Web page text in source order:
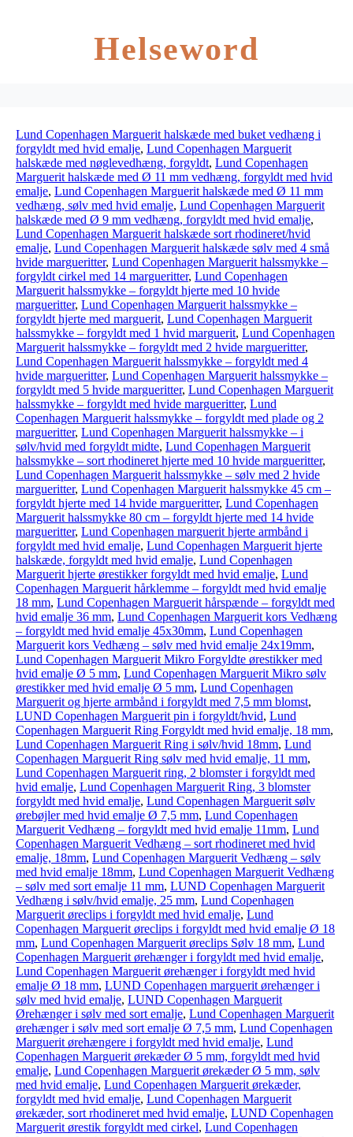
Helseword
Lund Copenhagen Marguerit halskæde med buket vedhæng i
forgyldt med hvid emalje, Lund Copenhagen Marguerit
halskæde med nøglevedhæng, forgyldt, Lund Copenhagen
Marguerit halskæde med Ø 11 mm vedhæng, forgyldt med hvid
emalje, Lund Copenhagen Marguerit halskæde med Ø 11 mm
vedhæng, sølv med hvid emalje, Lund Copenhagen Marguerit
halskæde med Ø 9 mm vedhæng, forgyldt med hvid emalje,
Lund Copenhagen Marguerit halskæde sort rhodineret/hvid
emalje, Lund Copenhagen Marguerit halskæde sølv med 4 små
hvide margueritter, Lund Copenhagen Marguerit halssmykke –
forgyldt cirkel med 14 margueritter, Lund Copenhagen
Marguerit halssmykke – forgyldt hjerte med 10 hvide
margueritter, Lund Copenhagen Marguerit halssmykke –
forgyldt hjerte med marguerit, Lund Copenhagen Marguerit
halssmykke – forgyldt med 1 hvid marguerit, Lund Copenhagen
Marguerit halssmykke – forgyldt med 2 hvide margueritter,
Lund Copenhagen Marguerit halssmykke – forgyldt med 4
hvide margueritter, Lund Copenhagen Marguerit halssmykke –
forgyldt med 5 hvide margueritter, Lund Copenhagen Marguerit
halssmykke – forgyldt med hvide margueritter, Lund
Copenhagen Marguerit halssmykke – forgyldt med plade og 2
margueritter, Lund Copenhagen Marguerit halssmykke – i
sølv/hvid med forgyldt midte, Lund Copenhagen Marguerit
halssmykke – sort rhodineret hjerte med 10 hvide margueritter,
Lund Copenhagen Marguerit halssmykke – sølv med 2 hvide
margueritter, Lund Copenhagen Marguerit halssmykke 45 cm –
forgyldt hjerte med 14 hvide margueritter, Lund Copenhagen
Marguerit halssmykke 80 cm – forgyldt hjerte med 14 hvide
margueritter, Lund Copenhagen marguerit hjerte armbånd i
forgyldt med hvid emalje, Lund Copenhagen Marguerit hjerte
halskæde, forgyldt med hvid emalje, Lund Copenhagen
Marguerit hjerte ørestikker forgyldt med hvid emalje, Lund
Copenhagen Marguerit hårklemme – forgyldt med hvid emalje
18 mm, Lund Copenhagen Marguerit hårspænde – forgyldt med
hvid emalje 36 mm, Lund Copenhagen Marguerit kors Vedhæng
– forgyldt med hvid emalje 45x30mm, Lund Copenhagen
Marguerit kors Vedhæng – sølv med hvid emalje 24x19mm,
Lund Copenhagen Marguerit Mikro Forgyldte ørestikker med
hvid emalje Ø 5 mm, Lund Copenhagen Marguerit Mikro sølv
ørestikker med hvid emalje Ø 5 mm, Lund Copenhagen
Marguerit og hjerte armbånd i forgyldt med 7,5 mm blomst,
LUND Copenhagen Marguerit pin i forgyldt/hvid, Lund
Copenhagen Marguerit Ring Forgyldt med hvid emalje, 18 mm,
Lund Copenhagen Marguerit Ring i sølv/hvid 18mm, Lund
Copenhagen Marguerit Ring sølv med hvid emalje, 11 mm,
Lund Copenhagen Marguerit ring, 2 blomster i forgyldt med
hvid emalje, Lund Copenhagen Marguerit Ring, 3 blomster
forgyldt med hvid emalje, Lund Copenhagen Marguerit sølv
ørebøjler med hvid emalje Ø 7,5 mm, Lund Copenhagen
Marguerit Vedhæng – forgyldt med hvid emalje 11mm, Lund
Copenhagen Marguerit Vedhæng – sort rhodineret med hvid
emalje, 18mm, Lund Copenhagen Marguerit Vedhæng – sølv
med hvid emalje 18mm, Lund Copenhagen Marguerit Vedhæng
– sølv med sort emalje 11 mm, LUND Copenhagen Marguerit
Vedhæng i sølv/hvid emalje, 25 mm, Lund Copenhagen
Marguerit øreclips i forgyldt med hvid emalje, Lund
Copenhagen Marguerit øreclips i forgyldt med hvid emalje Ø 18
mm, Lund Copenhagen Marguerit øreclips Sølv 18 mm, Lund
Copenhagen Marguerit ørehænger i forgyldt med hvid emalje,
Lund Copenhagen Marguerit ørehænger i forgyldt med hvid
emalje Ø 18 mm, LUND Copenhagen marguerit ørehænger i
sølv med hvid emalje, LUND Copenhagen Marguerit
Ørehænger i sølv med sort emalje, Lund Copenhagen Marguerit
ørehænger i sølv med sort emalje Ø 7,5 mm, Lund Copenhagen
Marguerit ørehængere i forgyldt med hvid emalje, Lund
Copenhagen Marguerit ørekæder Ø 5 mm, forgyldt med hvid
emalje, Lund Copenhagen Marguerit ørekæder Ø 5 mm, sølv
med hvid emalje, Lund Copenhagen Marguerit ørekæder,
forgyldt med hvid emalje, Lund Copenhagen Marguerit
ørekæder, sort rhodineret med hvid emalje, LUND Copenhagen
Marguerit ørestik forgyldt med cirkel, Lund Copenhagen